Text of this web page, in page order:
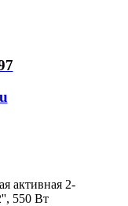
активная 2-
550 Вт